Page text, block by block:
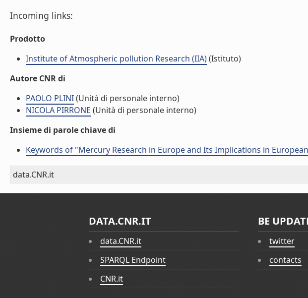
Incoming links:
Prodotto
Institute of Atmospheric pollution Research (IIA)(Istituto)
Autore CNR di
PAOLO PLINI(Unità di personale interno)
NICOLA PIRRONE (Unità di personale interno)
Insieme di parole chiave di
Keywords of "Mercury Research in Europe and Its Implications in
data.CNR.it
DATA.CNR.IT
data.CNR.it
SPARQL Endpoint
CNR.it
BE
twitter
contacts